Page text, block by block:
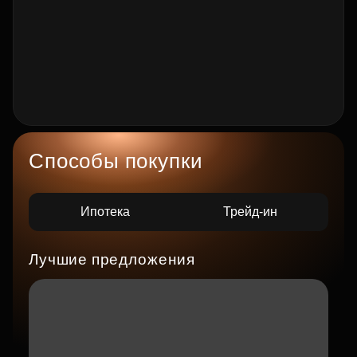
Способы покупки
Ипотека Трейд-ин
Лучшие предложения